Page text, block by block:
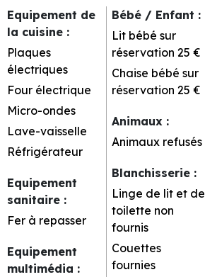
Equipement de
la cuisine :
Plaques
électriques
Four électrique
Micro-ondes
Lave-vaisselle
Réfrigérateur
Equipement
sanitaire :
Fer à repasser
Equipement
multimédia :
Bébé / Enfant :
Lit bébé sur
réservation 25 €
Chaise bébé sur
réservation 25 €
Animaux :
Animaux refusés
Blanchisserie :
Linge de lit et de
toilette non
fournis
Couettes
fournies